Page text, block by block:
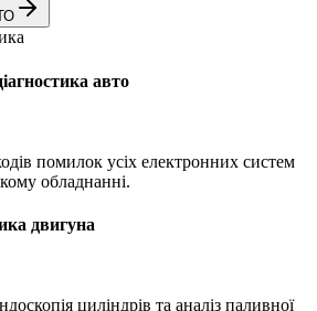
авто
помилок усіх електронних систем
обладнанні.
двигуна
циліндрів та аналіз паливної